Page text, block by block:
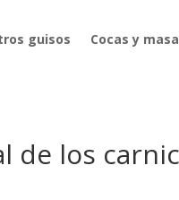
guisos Cocas y
de los